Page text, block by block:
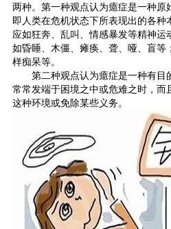
两种。第一种观点认为癔症是一种原
即人类在危机状态下所表现出的各
应如狂奔、乱叫、情感暴发等精神
如昏睡、木僵、瘫痪、聋、哑、盲
样痴呆等。
第二种观点认为癔症是一种有目
常常发端于困境之中或危难之时，而
这种环境或免除某些义务。